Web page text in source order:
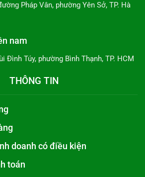
Pháp Vân, phường Yên Sở, TP. Hà
nam
Đình Túy, phường Bình Thạnh, TP. HCM
THÔNG TIN
doanh có điều kiện
toán